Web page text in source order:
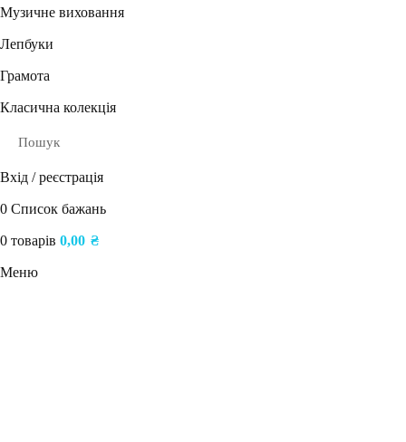
Музичне виховання
Лепбуки
Грамота
Класична колекція
Пошук
Вхід / реєстрація
0 Список бажань
0 товарів 0,00 ₴
Меню